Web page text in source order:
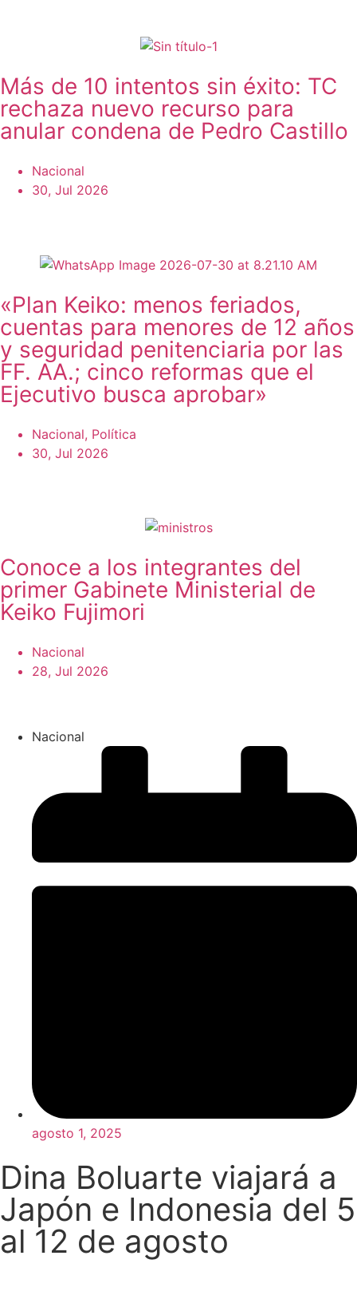
Más de 10 intentos sin éxito: TC
rechaza nuevo recurso para
anular condena de Pedro Castillo
Nacional
30, Jul 2026
«Plan Keiko: menos feriados,
cuentas para menores de 12 años
y seguridad penitenciaria por las
FF. AA.; cinco reformas que el
Ejecutivo busca aprobar»
Nacional, Política
30, Jul 2026
Conoce a los integrantes del
primer Gabinete Ministerial de
Keiko Fujimori
Nacional
28, Jul 2026
Nacional
agosto 1, 2025
Dina Boluarte viajará a
Japón e Indonesia del 5
al 12 de agosto